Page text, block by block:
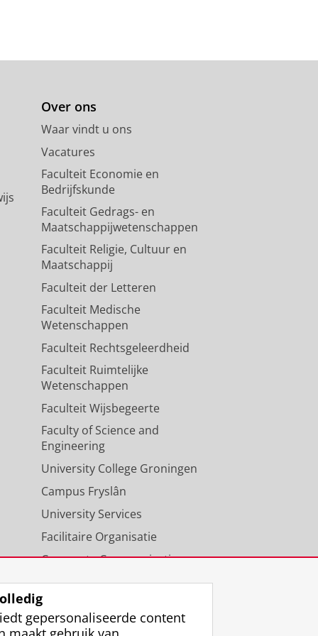
Over ons
Waar vindt u ons
Vacatures
Faculteit Economie en
Bedrijfskunde
Faculteit Gedrags- en
Maatschappijwetenschappen
Faculteit Religie, Cultuur en
Maatschappij
Faculteit der Letteren
Faculteit Medische
Wetenschappen
Faculteit Rechtsgeleerdheid
Faculteit Ruimtelijke
Wetenschappen
Faculteit Wijsbegeerte
Faculty of Science and
Engineering
University College Groningen
Campus Fryslân
University Services
Facilitaire Organisatie
Corporate Communicatie
Agenda
gepersonaliseerde content